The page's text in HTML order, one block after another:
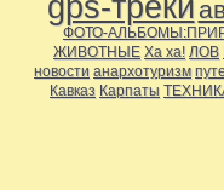
gps-треки
ФОТО-
ЖИВОТНЫЕ Ха ха! ЛОВ
новости анархотуризм
Кавказ Карпаты